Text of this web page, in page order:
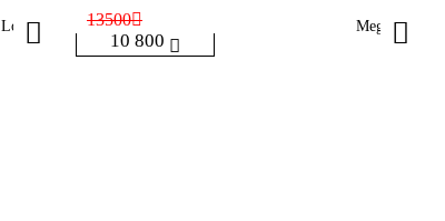
Lora
10 800
13500 Megan